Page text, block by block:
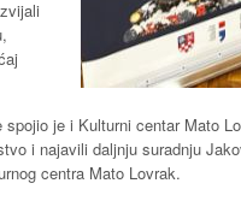
je i Kulturni centar Mato
i najavili daljnju suradnju
centra Mato Lovrak.